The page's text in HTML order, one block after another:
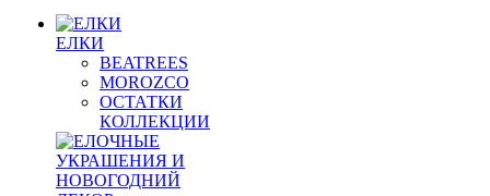
ЕЛКИ
BEATREES
MOROZCO
ОСТАТКИ
КОЛЛЕКЦИИ